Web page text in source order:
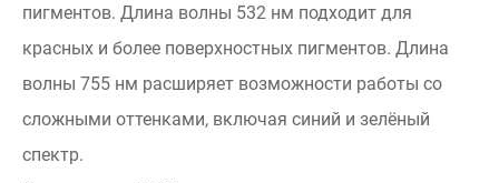
пигментов. Длина волны 532 нм подходит для
красных и более поверхностных пигментов. Длина
волны 755 нм расширяет возможности работы со
сложными оттенками, включая синий и зелёный
спектр.